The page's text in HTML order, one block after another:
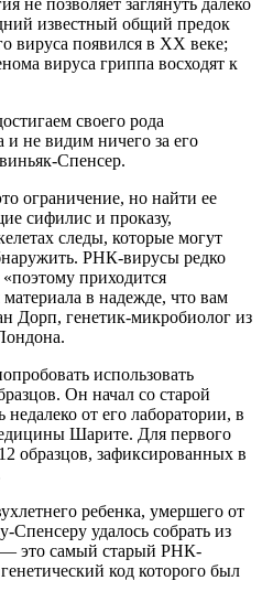
не позволяет заглянуть далеко
известный общий предок
вируса появился в XX веке;
вируса гриппа восходят к
своего рода
и не видим ничего за его
Спенсер.
ограничение, но найти ее
сифилис и проказу,
следы, которые могут
РНК-вирусы редко
приходится
в надежде, что вам
Дорп, генетик-микробиолог из
использовать
Он начал со старой
от его лаборатории, в
Шарите. Для первого
образцов, зафиксированных в
ребенка, умершего от
Спенсеру удалось собрать из
это самый старый РНК-
код которого был